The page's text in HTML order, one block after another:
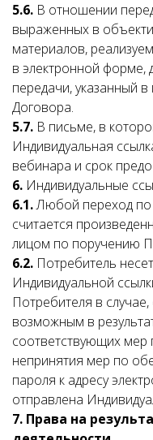
5.6. В отношении
выраженных в
материалов,
в электронной форме,
передачи, указанный
Договора.
5.7. В письме, в
Индивидуальная
вебинара и срок
6. Индивидуальные
6.1.Любой переход по
считается
лицом по поручению
6.2. Потребитель
Индивидуальной
Потребителя в
возможным в
соответствующих мер
непринятия мер по
пароля к адресу
отправлена
7. Права на